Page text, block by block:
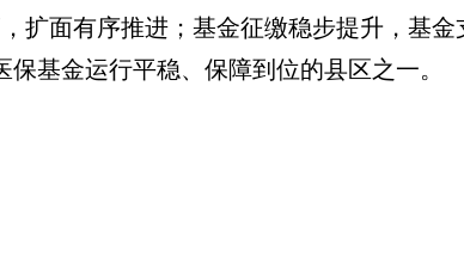
扩面有序推进；基金征缴稳步提升，基金
基金运行平稳、保障到位的县区之一。